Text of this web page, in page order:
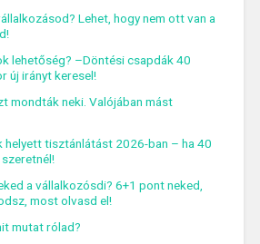
Lehet, hogy nem ott van a
lehetőség? –Döntési csapdák 40
új irányt keresel!
mondták neki. Valójában mást
helyett tisztánlátást 2026-ban – ha 40
a vállalkozósdi? 6+1 pont neked,
most olvasd el!
mutat rólad?